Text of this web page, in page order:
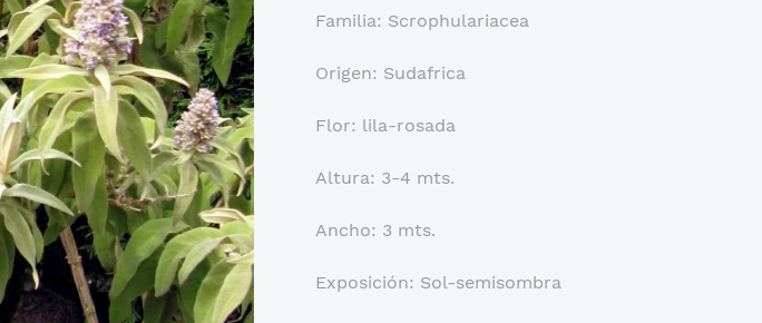
Familia: Scrophulariacea
Origen: Sudafrica
Flor: lila-rosada
Altura: 3-4 mts.
Ancho: 3 mts.
Exposición: Sol-semisombra